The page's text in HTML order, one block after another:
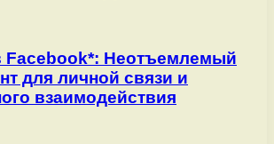
Facebook*: Неотъемлемый
для личной связи и
взаимодействия